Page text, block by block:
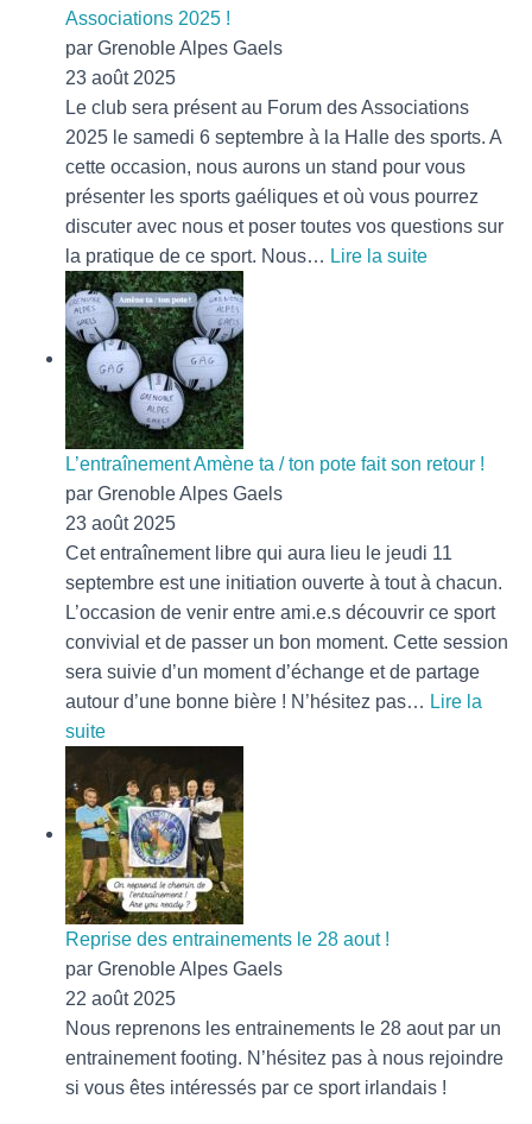
Associations 2025 !
par Grenoble Alpes Gaels
23 août 2025
Le club sera présent au Forum des Associations
2025 le samedi 6 septembre à la Halle des sports. A
cette occasion, nous aurons un stand pour vous
présenter les sports gaéliques et où vous pourrez
discuter avec nous et poser toutes vos questions sur
la pratique de ce sport. Nous… Lire la suite:
Forum
2025
!
L’entraînement Amène ta / ton pote fait son retour !
par Grenoble Alpes Gaels
23 août 2025
Cet entraînement libre qui aura lieu le jeudi 11
septembre est une initiation ouverte à tout à chacun.
L’occasion de venir entre ami.e.s découvrir ce sport
convivial et de passer un bon moment. Cette session
sera suivie d’un moment d’échange et de partage
autour d’une bonne bière ! N’hésitez pas… Lire la
suite:
L’entraînement
Amène
ta
/
ton
pote
fait
son
retour
!
Reprise des entrainements le 28 aout !
par Grenoble Alpes Gaels
22 août 2025
Nous reprenons les entrainements le 28 aout par un
entrainement footing. N’hésitez pas à nous rejoindre
si vous êtes intéressés par ce sport irlandais !